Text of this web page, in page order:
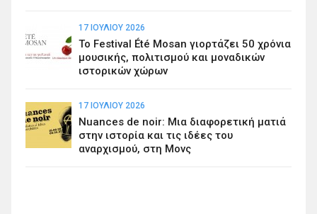
17 ΙΟΥΛΊΟΥ 2026
Το Festival Été Mosan γιορτάζει 50 χρόνια
μουσικής, πολιτισμού και μοναδικών
ιστορικών χώρων
17 ΙΟΥΛΊΟΥ 2026
Nuances de noir: Μια διαφορετική ματιά
στην ιστορία και τις ιδέες του
αναρχισμού, στη Μονς